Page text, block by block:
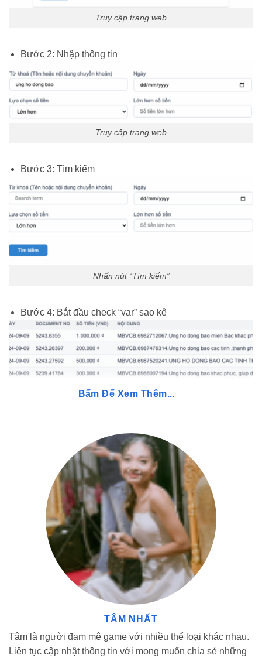
Truy cập trang web
Bước 2: Nhập thông tin
Truy cập trang web
Bước 3: Tìm kiếm
Nhấn nút “Tìm kiếm”
Bước 4: Bắt đầu check “var” sao kê
Check “var”sao kê
Chung tay hỗ trợ đồng bào khắc phục hậu
quả do bão số 3 gây ra
Nếu mọi người muốn giúp đỡ đồng bào hãy chuyển khoản
trực tiếp đến stk của Mặt Trận Tổ Quốc Việt Nam chứ
không nên thông qua cá nhân hay tổ chức nào để tránh số
Bấm Để Xem Thêm...
TÂM NHẤT
Tâm là người đam mê game với nhiều thể loại khác nhau.
Liên tục cập nhật thông tin với mong muốn chia sẻ những